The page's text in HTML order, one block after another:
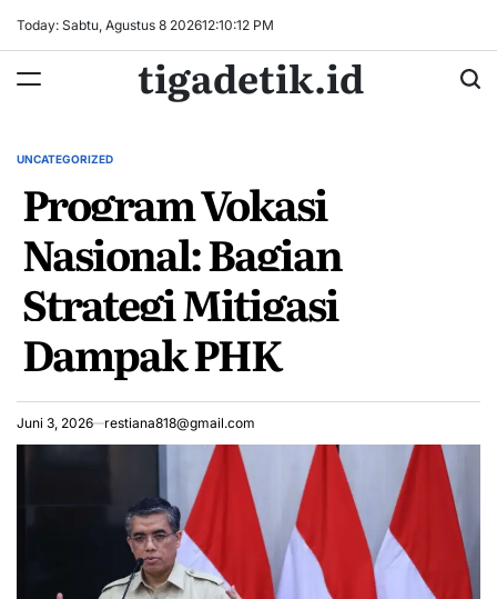
Today: Sabtu, Agustus 8 202612:10:12 PM
tigadetik.id
POSTED
UNCATEGORIZED
Program Vokasi
Nasional: Bagian
Strategi Mitigasi
Dampak PHK
Juni 3, 2026 restiana818@gmail.com